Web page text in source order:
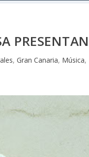
,Gran Canaria, Música,